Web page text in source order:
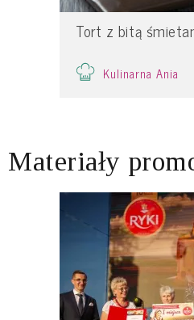
Tort z bitą
Kulinarna Ania
Materiały